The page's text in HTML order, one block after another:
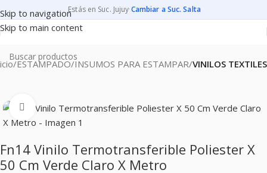
Skip to navigation
Skip to main content
Estás en Suc. Jujuy·Cambiar a Suc. Salta
ESTAMPADO INSUMOS PARA ESTAMPAR VINILOS TEXTILES
Clic para ampliar
Fn14 Vinilo Termotransferible Poliester X
50 Cm Verde Claro X Metro